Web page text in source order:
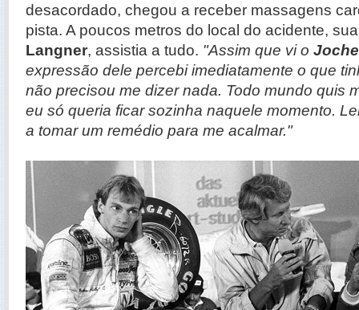
desacordado, chegou a receber massagens
pista. A poucos metros do local do acidente,
Langner, assistia a tudo. "Assim que vi o
expressão dele percebi imediatamente o que
não precisou me dizer nada. Todo mundo quis
eu só queria ficar sozinha naquele momento.
a tomar um remédio para me acalmar."